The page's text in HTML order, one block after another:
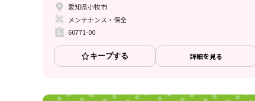
愛知県小牧市
メンテナンス・保全
60771-00
キープする 詳細を見る